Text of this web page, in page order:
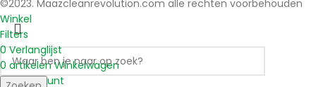
©2023. Maazcleanrevolution.com alle rechten voorbehouden
Winkel
Filters
0Verlanglijst
0 artikelen Winkelwagen
Mijn account